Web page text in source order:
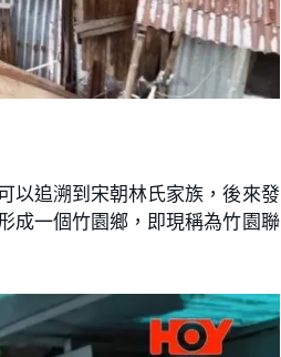
以追溯到宋朝林氏家族，後來發
成一個竹園鄉，即現稱為竹園聯